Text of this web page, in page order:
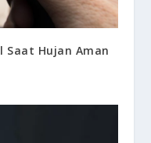
Hujan Aman